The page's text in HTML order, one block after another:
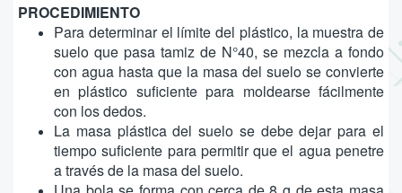
PROCEDIMIENTO
Para determinar el límite del plástico, la muestra de
suelo que pasa tamiz de N°40, se mezcla a fondo
con agua hasta que la masa del suelo se convierte
en plástico suficiente para moldearse fácilmente
con los dedos.
La masa plástica del suelo se debe dejar para el
tiempo suficiente para permitir que el agua penetre
a través de la masa del suelo.